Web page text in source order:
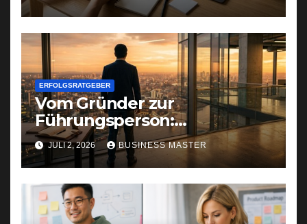
ERFOLGSRATGEBER
Vom Gründer zur
Führungsperson:
Selbstreflexion als
Erfolgsfaktor
JULI 2, 2026 BUSINESS MASTER